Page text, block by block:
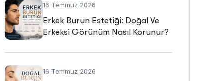
16 Temmuz 2026
Erkek Burun Estetiği: Doğal Ve
Erkeksi Görünüm Nasıl Korunur?
16 Temmuz 2026